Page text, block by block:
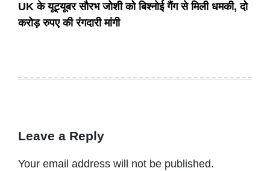
UK के यूट्यूबर सौरभ जोशी को बिश्नोई गैंग से मिली धमकी, दो
करोड़ रुपए की रंगदारी मांगी
Leave a Reply
Your email address will not be published.